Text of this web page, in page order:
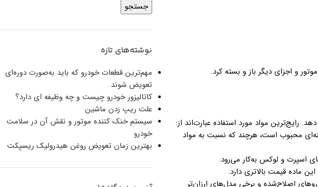
و اجزای دیگر باز و بسته کرد.
رایج‌ترین مواد مورد استفاده عبارت‌اند از:
محبوب است، هرچند که نسبت به مواد
اصلاح‌شده و برخی مدل‌های ارزان‌تر
جستجو
نوشته‌های تازه
مهم‌ترین قطعات خودرو که باید به‌صورت دوره‌ای
تعویض شوند
کاتالیزور خودرو چیست و چه وظیفه ای دارد؟
علت ریپ زدن ماشین
سیستم خنک‌ کننده موتور و نقش آن در سلامت
خودرو
بهترین زمان تعویض روغن هیدرولیک ریسپکت